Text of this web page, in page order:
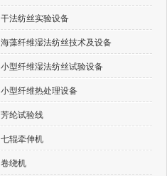
干法纺丝实验设备
海藻纤维湿法纺丝技术及设备
小型纤维湿法纺丝试验设备
小型纤维热处理设备
芳纶试验线
七辊牵伸机
卷绕机